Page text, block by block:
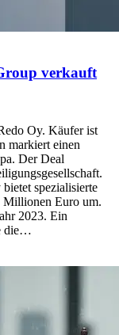
verkauft
Oy. Käufer ist
markiert einen
Der Deal
spezialisierte
Millionen Euro um.
2023. Ein
die…